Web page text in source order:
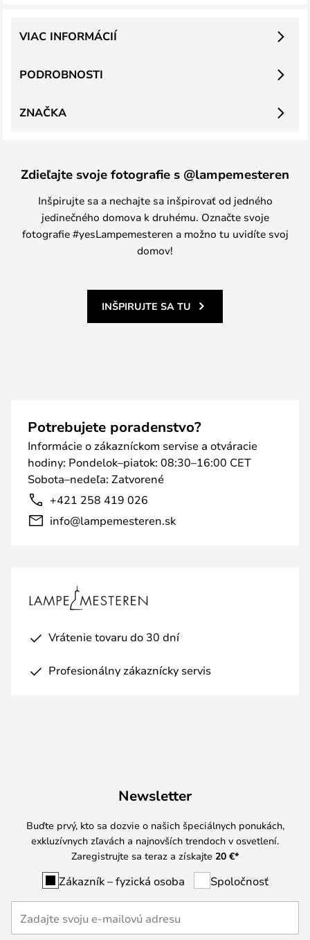
PODROBNOSTI
VIAC INFORMÁCIÍ
ZNAČKA
Zdieľajte svoje fotografie s @lampemesteren
Inšpirujte sa a nechajte sa inšpirovať od jedného
jedinečného domova k druhému. Označte svoje
fotografie #yesLampemesteren a možno tu uvidíte svoj
domov!
INŠPIRUJTE SA TU
Potrebujete poradenstvo?
Informácie o zákazníckom servise a otváracie
hodiny: Pondelok–piatok: 08:30–16:00 CET
Sobota–nedeľa: Zatvorené
+421 258 419 026
info@lampemesteren.sk
Vrátenie tovaru do 30 dní
Profesionálny zákaznícky servis
Newsletter
Buďte prvý, kto sa dozvie o našich špeciálnych ponukách,
exkluzívnych zľavách a najnovších trendoch v osvetlení.
Zaregistrujte sa teraz a získajte 20 €*
Zákazník – fyzická osoba Spoločnosť